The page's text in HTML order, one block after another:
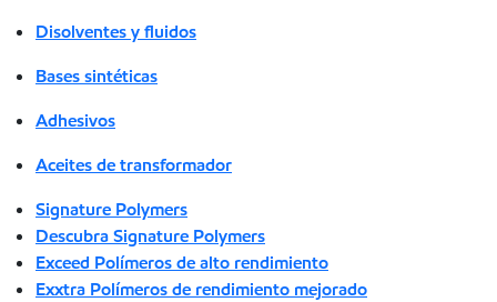
Disolventes y fluidos
Bases sintéticas
Adhesivos
Aceites de transformador
Signature Polymers
Descubra Signature Polymers
Exceed Polímeros de alto rendimiento
Exxtra Polímeros de rendimiento mejorado